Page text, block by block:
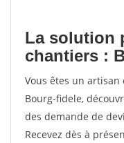
La solution
chantiers :
Vous êtes un
Bourg-fidele,
des demande de
Recevez dès à